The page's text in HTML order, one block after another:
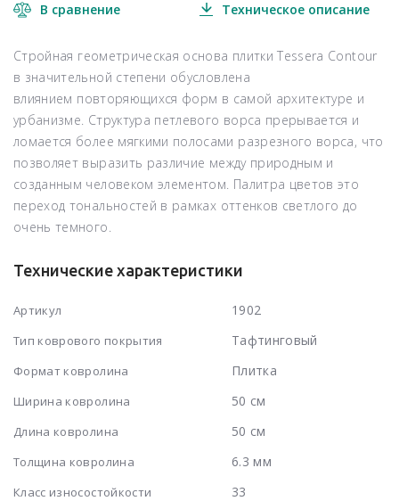
В сравнение Техническое описание
Стройная геометрическая основа плитки Tessera Contour
в значительной степени обусловлена
влиянием повторяющихся форм в самой архитектуре и
урбанизме. Структура петлевого ворса прерывается и
ломается более мягкими полосами разрезного ворса, что
позволяет выразить различие между природным и
созданным человеком элементом. Палитра цветов это
переход тональностей в рамках оттенков светлого до
очень темного.
Технические характеристики
Артикул 1902
Тип коврового покрытия Тафтинговый
Формат ковролина Плитка
Ширина ковролина 50 см
Длина ковролина 50 см
Толщина ковролина 6.3 мм
Класс износостойкости
33